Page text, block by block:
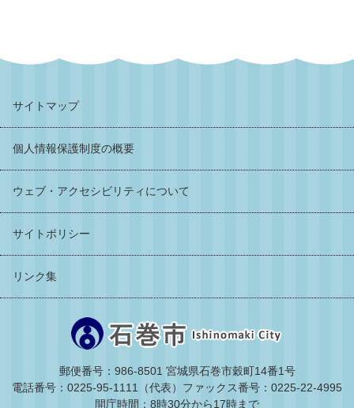
サイトマップ
個人情報保護制度の概要
ウェブ・アクセシビリティについて
サイトポリシー
リンク集
郵便番号：986-8501 宮城県石巻市穀町14番1号
電話番号：0225-95-1111（代表） ファックス番号：0225-22-4995
開庁時間：8時30分から17時まで